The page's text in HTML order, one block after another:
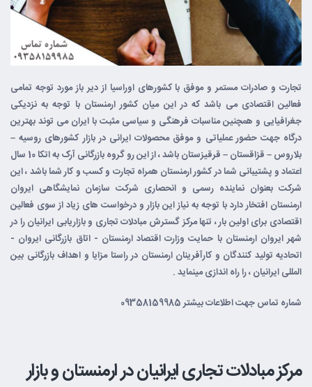
تجارت و صادرات مستمر و موفق با کشورهای اوراسیا از دیر باز مورد توجه تمامی
فعالین اقتصادی می باشد که در این میان کشور ارمنستان با توجه به نزدیکی
جغرافیایی و همچنین مناسبات فرهنگی و سیاسی مثبت با ایران می توند بهترین
درگاه جهت حضور عملیاتی و موفق محصولات ایرانی در بازار کشورهای روسیه –
بلاروس – قزاقستان – قرقیزستان باشد ، از این رو گروه بازرگانی آرک به اتکا 10 سال
اعتماد و پشتیبانی شما در کشور ارمنستان همراه تجارت و کسب و کار شما باشد ، این
شرکت بعنوان نماینده رسمی و انحصاری شرکت سازمان نمایشگاهی ایروان
ارمنستان افتخار دارد با توجه به نیاز این بازار و درخواست های زیاد از سوی فعالین
اقتصادی برای اولین بار ، تنها مرکز گسترش مبادلات تجاری و بازاریابی ایرانیان را در
شهر ایروان ارمنستان با حمایت وزارت اقتصاد ارمنستان - اتاق بازرگانی ایروان -
اتحادیه تولید کنندگان و کارآفرینان ارمنستان در راستا مزایا و اهداف بازرگانی بین
المللی ایرانیان ، را راه اندازی مینماید .
شماره تماس جهت اطلاعات بیشتر 09358159985
مرکز مبادلات تجاری ایرانیان در ارمنستان و بازار